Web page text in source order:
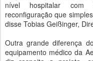
nível hospitalar com
reconfiguração que
disse Tobias Geißinger,
Outra grande diferença
equipamento médico da